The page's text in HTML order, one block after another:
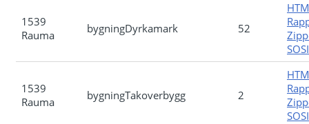
1539
Rauma
bygningDyrkamark 52
1539
Rauma
bygningTakoverbygg 2